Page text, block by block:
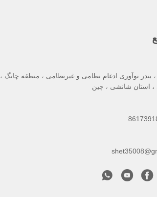
اتاق 420 ، بندر نوآوری ادغام نظامی و غیرنظامی ، منطقه چانگ ،
استان شانشی ، چین